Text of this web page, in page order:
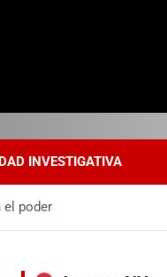
INVESTIGATIVA
el poder